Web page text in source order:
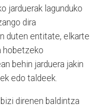
jarduerak lagunduko
dira
duten entitate, elkarte
hobetzeko
behin jarduera jakin
edo taldeek.
direnen baldintza